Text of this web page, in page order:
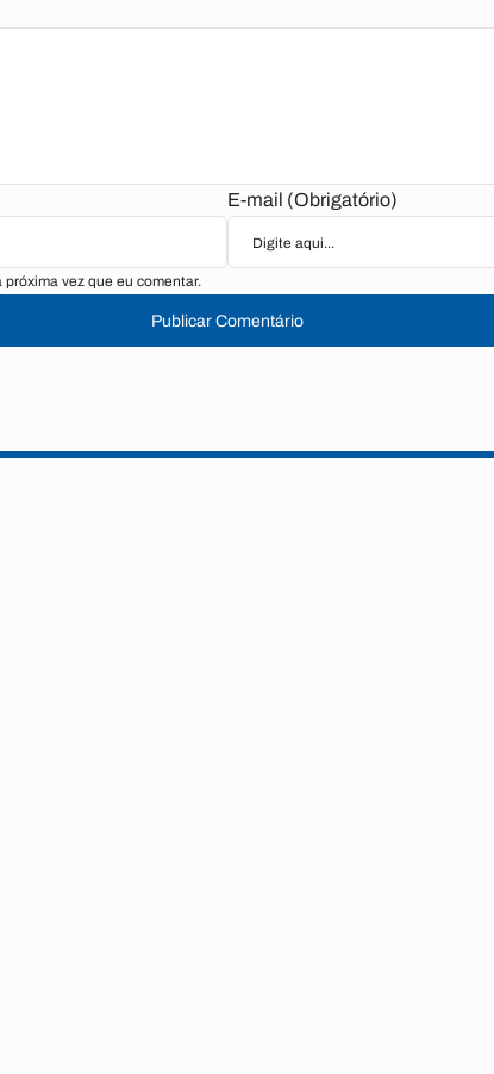
E-mail (Obrigatório)
vez que eu comentar.
Publicar Comentário